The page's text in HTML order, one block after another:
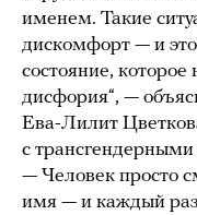
именем. Такие
дискомфорт — и
состояние, которое
дисфория“, —
Ева-Лилит
с
— Человек просто
имя — и каждый раз